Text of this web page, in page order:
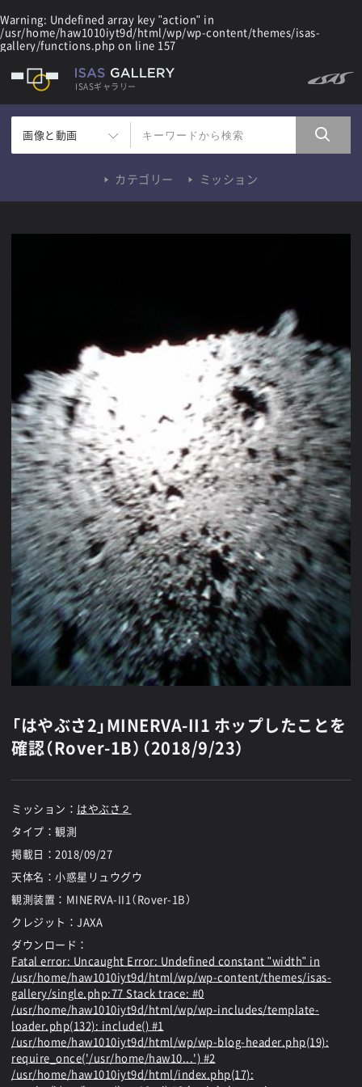
Warning: Undefined array key "action" in
/usr/home/haw1010iyt9d/html/wp/wp-content/themes/isas-
gallery/functions.php on line 157
ISASギャラリー
画像と動画
カテゴリー ミッション
「はやぶさ2」MINERVA-II1 ホップしたことを
確認（Rover-1B）（2018/9/23）
ミッション： はやぶさ２
タイプ：観測
掲載日： 2018/09/27
天体名：小惑星リュウグウ
観測装置：MINERVA-II1（Rover-1B）
クレジット：JAXA
ダウンロード：
Fatal error: Uncaught Error: Undefined constant "width" in
/usr/home/haw1010iyt9d/html/wp/wp-content/themes/isas-
gallery/single.php:77 Stack trace: #0
/usr/home/haw1010iyt9d/html/wp/wp-includes/template-
loader.php(132): include() #1
/usr/home/haw1010iyt9d/html/wp/wp-blog-header.php(19):
require_once('/usr/home/haw10...') #2
/usr/home/haw1010iyt9d/html/index.php(17):